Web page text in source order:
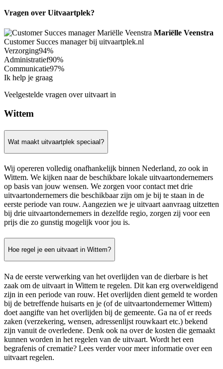
Vragen over Uitvaartplek?
Mariëlle Veenstra
Customer Succes manager bij uitvaartplek.nl
Verzorging94%
Administratief90%
Communicatie97%
Ik help je graag
Veelgestelde vragen over uitvaart in
Wittem
Wat maakt uitvaartplek speciaal?
Wij opereren volledig onafhankelijk binnen Nederland, zo ook in
Wittem. We kijken naar de beschikbare lokale uitvaartondernemers
op basis van jouw wensen. We zorgen voor contact met drie
uitvaartondernemers die beschikbaar zijn om je bij te staan in de
eerste periode van rouw. Aangezien we je uitvaart aanvraag uitzetten
bij drie uitvaartondernemers in dezelfde regio, zorgen zij voor een
prijs die zo gunstig mogelijk voor jou is.
Hoe regel je een uitvaart in Wittem?
Na de eerste verwerking van het overlijden van de dierbare is het
zaak om de uitvaart in Wittem te regelen. Dit kan erg overweldigend
zijn in een periode van rouw. Het overlijden dient gemeld te worden
bij de betreffende huisarts en je (of de uitvaartondernemer Wittem)
doet aangifte van het overlijden bij de gemeente. Ga na of er reeds
zaken (verzekering, wensen, adressenlijst rouwkaart etc.) bekend
zijn vanuit de overledene. Denk ook na over de kosten die gemaakt
kunnen worden in het regelen van de uitvaart. Wordt het een
begrafenis of crematie? Lees verder voor meer informatie over een
uitvaart regelen.